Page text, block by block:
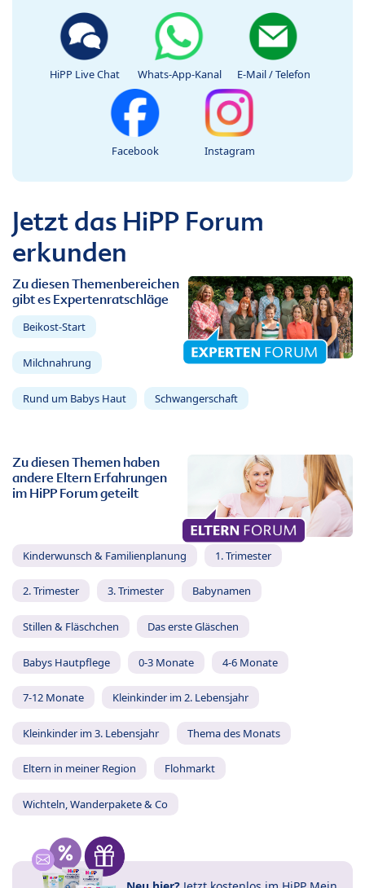
HiPP Live Chat Whats-App-Kanal E-Mail / Telefon
Facebook Instagram
Jetzt das HiPP Forum
erkunden
Zu diesen Themenbereichen
gibt es Expertenratschläge
Beikost-Start
Milchnahrung
Rund um Babys Haut Schwangerschaft
Zu diesen Themen haben
andere Eltern Erfahrungen
im HiPP Forum geteilt
Kinderwunsch & Familienplanung 1. Trimester
2. Trimester 3. Trimester Babynamen
Stillen & Fläschchen Das erste Gläschen
Babys Hautpflege 0-3 Monate 4-6 Monate
7-12 Monate Kleinkinder im 2. Lebensjahr
Kleinkinder im 3. Lebensjahr Thema des Monats
Eltern in meiner Region Flohmarkt
Wichteln, Wanderpakete & Co